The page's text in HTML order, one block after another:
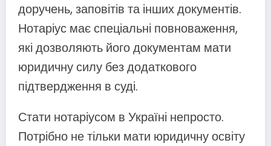
доручень, заповітів та інших документів.
Нотаріус має спеціальні повноваження,
які дозволяють його документам мати
юридичну силу без додаткового
підтвердження в суді.
Стати нотаріусом в Україні непросто.
Потрібно не тільки мати юридичну освіту